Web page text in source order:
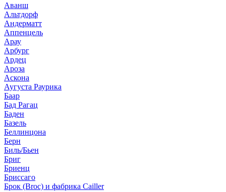
Аванш
Альтдорф
Андерматт
Аппенцель
Арау
Арбург
Ардец
Ароза
Аскона
Аугуста Раурика
Баар
Бад Рагац
Баден
Базель
Беллинцона
Берн
Биль/Бьен
Бриг
Бриенц
Бриссаго
Брок (Broc) и фабрика Cailler